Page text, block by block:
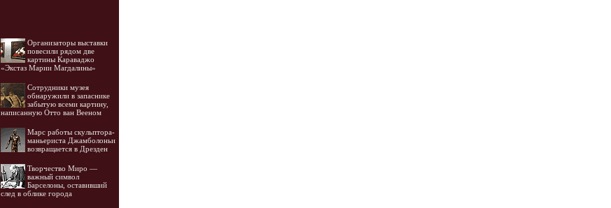
Организаторы выставки
повесили рядом две
картины Караваджо
«Экстаз Марии Магдалины»
Cотрудники музея
обнаружили в запаснике
забытую всеми картину,
написанную Отто ван Вееном
Марс работы скульптора-
маньериста Джамболоньи
возвращается в Дрезден
Творчество Миро —
важный символ
Барселоны, оставивший
след в облике города